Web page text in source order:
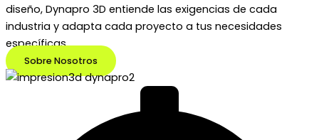
diseño, Dynapro 3D entiende las exigencias de cada
industria y adapta cada proyecto a tus necesidades
específicas.
Sobre Nosotros